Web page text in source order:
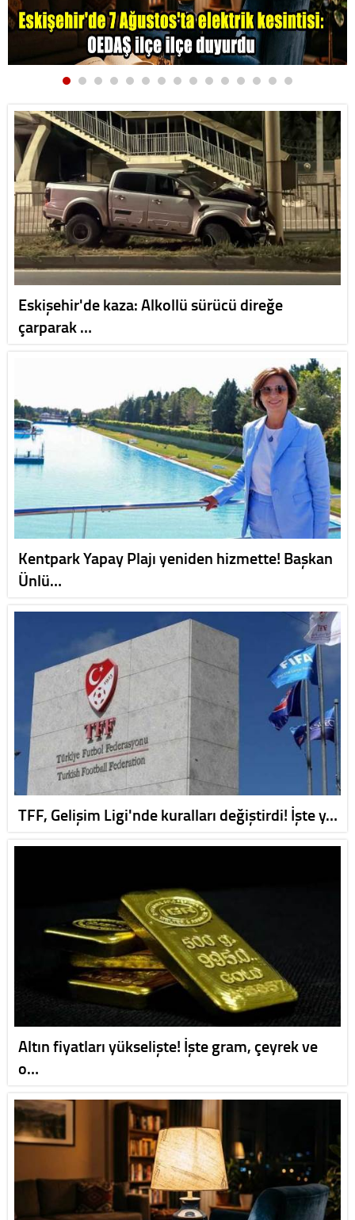
Eskişehir'de kaza: Alkollü sürücü direğe
çarparak …
Kentpark Yapay Plajı yeniden hizmette! Başkan
Ünlü…
TFF, Gelişim Ligi'nde kuralları değiştirdi! İşte y…
Altın fiyatları yükselişte! İşte gram, çeyrek ve
o…